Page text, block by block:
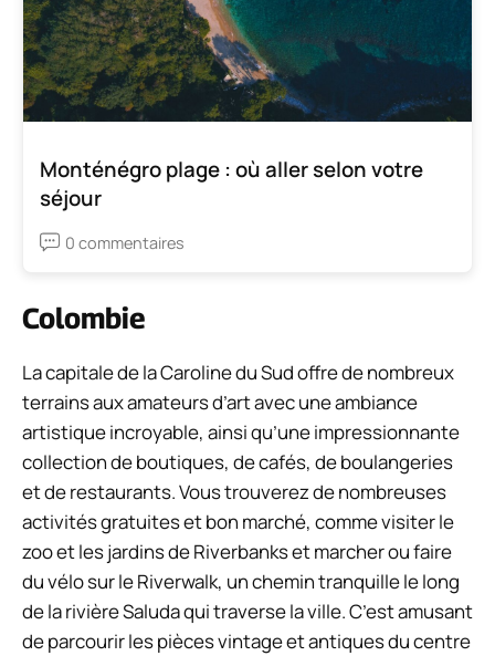
Monténégro plage : où aller selon votre
séjour
0 commentaires
Colombie
La capitale de la Caroline du Sud offre de nombreux
terrains aux amateurs d’art avec une ambiance
artistique incroyable, ainsi qu’une impressionnante
collection de boutiques, de cafés, de boulangeries
et de restaurants. Vous trouverez de nombreuses
activités gratuites et bon marché, comme visiter le
zoo et les jardins de Riverbanks et marcher ou faire
du vélo sur le Riverwalk, un chemin tranquille le long
de la rivière Saluda qui traverse la ville. C’est amusant
de parcourir les pièces vintage et antiques du centre